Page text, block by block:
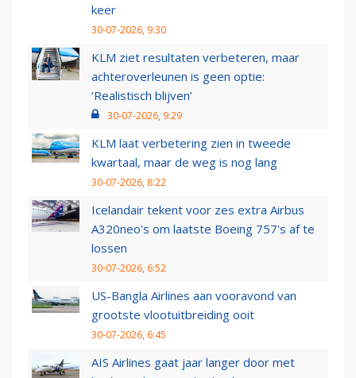
keer
30-07-2026, 9:30
KLM ziet resultaten verbeteren, maar
achteroverleunen is geen optie:
‘Realistisch blijven’
30-07-2026, 9:29
KLM laat verbetering zien in tweede
kwartaal, maar de weg is nog lang
30-07-2026, 8:22
Icelandair tekent voor zes extra Airbus
A320neo's om laatste Boeing 757's af te
lossen
30-07-2026, 6:52
US-Bangla Airlines aan vooravond van
grootste vlootuitbreiding ooit
30-07-2026, 6:45
AIS Airlines gaat jaar langer door met